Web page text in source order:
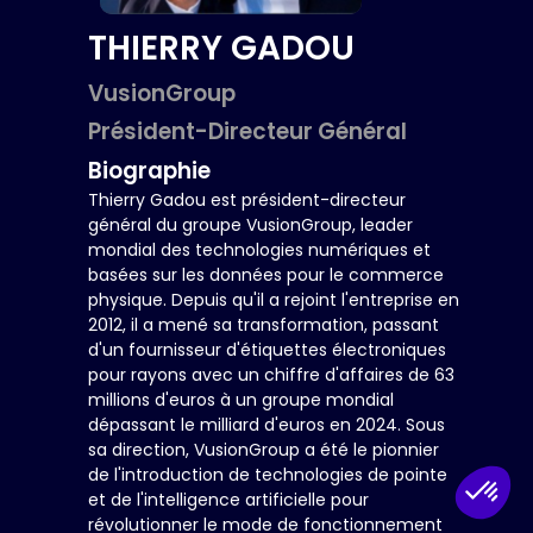
THIERRY GADOU
VusionGroup
Président-Directeur Général
Biographie
Thierry Gadou est président-directeur
général du groupe VusionGroup, leader
mondial des technologies numériques et
basées sur les données pour le commerce
physique. Depuis qu'il a rejoint l'entreprise en
2012, il a mené sa transformation, passant
d'un fournisseur d'étiquettes électroniques
pour rayons avec un chiffre d'affaires de 63
millions d'euros à un groupe mondial
dépassant le milliard d'euros en 2024. Sous
sa direction, VusionGroup a été le pionnier
de l'introduction de technologies de pointe
et de l'intelligence artificielle pour
révolutionner le mode de fonctionnement